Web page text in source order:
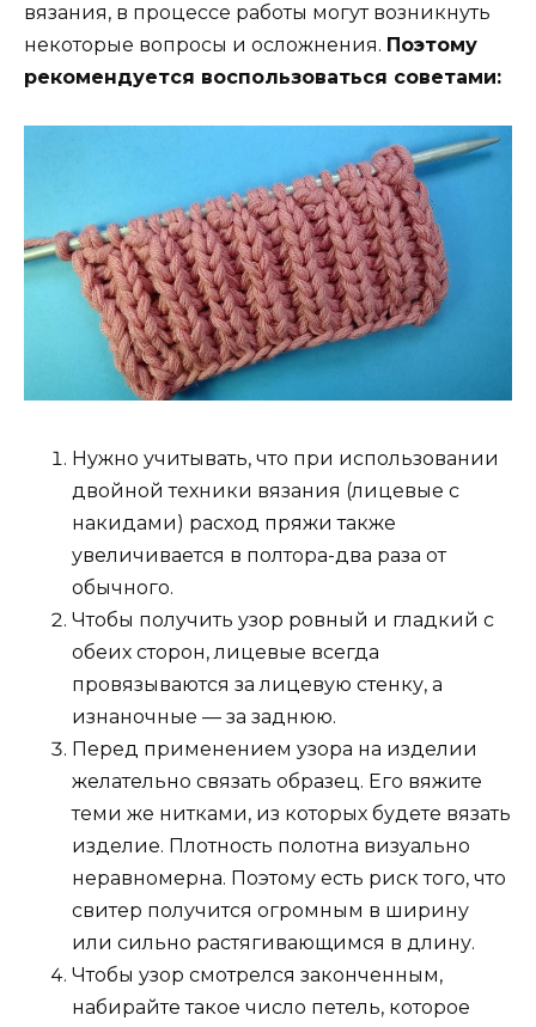
вязания, в процессе работы могут возникнуть
некоторые вопросы и осложнения. Поэтому
рекомендуется воспользоваться советами:
Нужно учитывать, что при использовании
двойной техники вязания (лицевые с
накидами) расход пряжи также
увеличивается в полтора-два раза от
обычного.
Чтобы получить узор ровный и гладкий с
обеих сторон, лицевые всегда
провязываются за лицевую стенку, а
изнаночные — за заднюю.
Перед применением узора на изделии
желательно связать образец. Его вяжите
теми же нитками, из которых будете вязать
изделие. Плотность полотна визуально
неравномерна. Поэтому есть риск того, что
свитер получится огромным в ширину
или сильно растягивающимся в длину.
Чтобы узор смотрелся законченным,
набирайте такое число петель, которое